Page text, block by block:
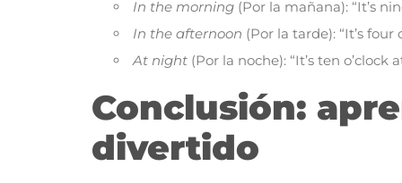
In the morning(Por la mañana): “It’s
In the afternoon (Por la tarde): “It’s
At night(Por la noche): “It’s ten o’clock
Conclusión:
divertido